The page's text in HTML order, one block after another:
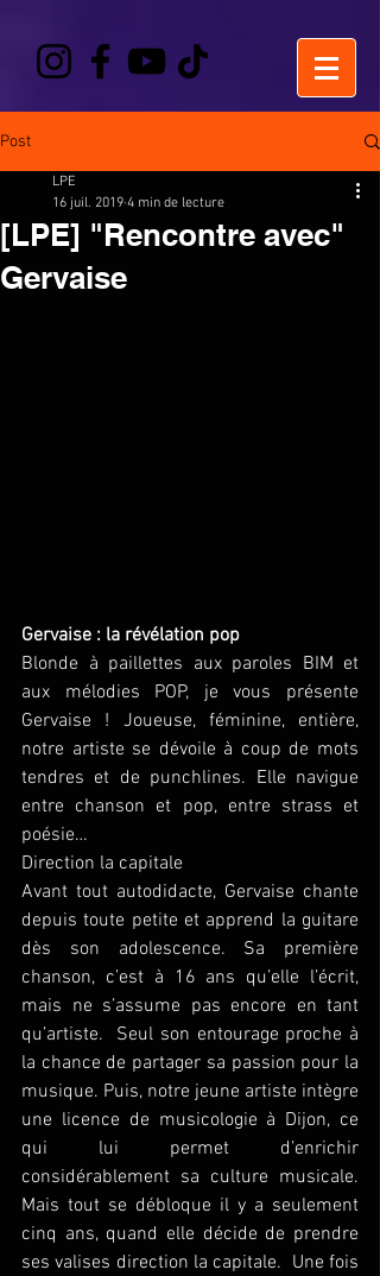
Post
[LPE] "Rencontre avec"
Gervaise
LPE
16 juil. 2019 4 min de lecture
Gervaise : la révélation pop
Blonde à paillettes aux paroles BIM et
aux mélodies POP, je vous présente
Gervaise ! Joueuse, féminine, entière,
notre artiste se dévoile à coup de mots
tendres et de punchlines. Elle navigue
entre chanson et pop, entre strass et
poésie…
Direction la capitale
Avant tout autodidacte, Gervaise chante
depuis toute petite et apprend la guitare
dès son adolescence. Sa première
chanson, c’est à 16 ans qu’elle l’écrit,
mais ne s’assume pas encore en tant
qu’artiste.  Seul son entourage proche à
la chance de partager sa passion pour la
musique. Puis, notre jeune artiste intègre
une licence de musicologie à Dijon, ce
qui lui permet d’enrichir
considérablement sa culture musicale.
Mais tout se débloque il y a seulement
cinq ans, quand elle décide de prendre
ses valises direction la capitale.  Une fois